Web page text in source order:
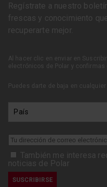
Regístrate a nuestro
frescas y conocimiento
recuperarte mejor.
Al hacer clic en enviar en
electrónicos de Polar y confirmas
Puedes darte de baja en
También me interesa
noticias de Polar